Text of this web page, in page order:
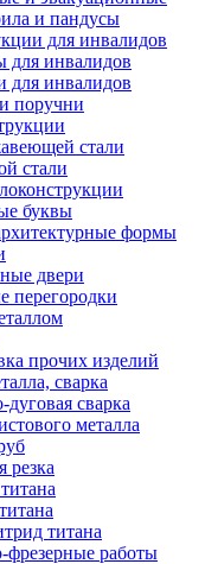
и пандусы
для инвалидов
для инвалидов
для инвалидов
поручни
стали
стали
буквы
формы
двери
перегородки
прочих изделий
сварка
дуговая сварка
металла
резка
титана
фрезерные работы